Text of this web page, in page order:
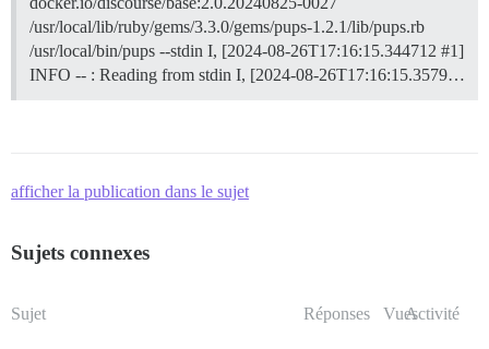
/usr/local/lib/ruby/gems/3.3.0/gems/pups-1.2.1/lib/pups.rb
/usr/local/bin/pups --stdin I, [2024-08-26T17:16:15.344712 #1]
INFO -- : Reading from stdin I, [2024-08-26T17:16:15.3579…
afficher la publication dans le sujet
Sujets connexes
Sujet Réponses VuesActivité